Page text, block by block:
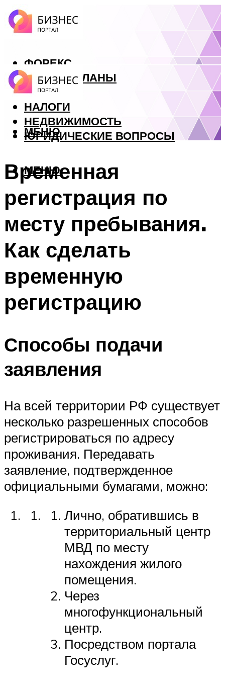
ФОРЕКС
БИЗНЕС ПЛАНЫ
КРЕДИТЫ
НАЛОГИ
НЕДВИЖИМОСТЬ
ЮРИДИЧЕСКИЕ ВОПРОСЫ
МЕНЮ
МЕНЮ
Временная
регистрация по
месту пребывания.
Как сделать
временную
регистрацию
Способы подачи
заявления
На всей территории РФ существует
несколько разрешенных способов
регистрироваться по адресу
проживания. Передавать
заявление, подтвержденное
официальными бумагами, можно:
Лично, обратившись в
территориальный центр
МВД по месту
нахождения жилого
помещения.
Через
многофункциональный
центр.
Посредством портала
Госуслуг.